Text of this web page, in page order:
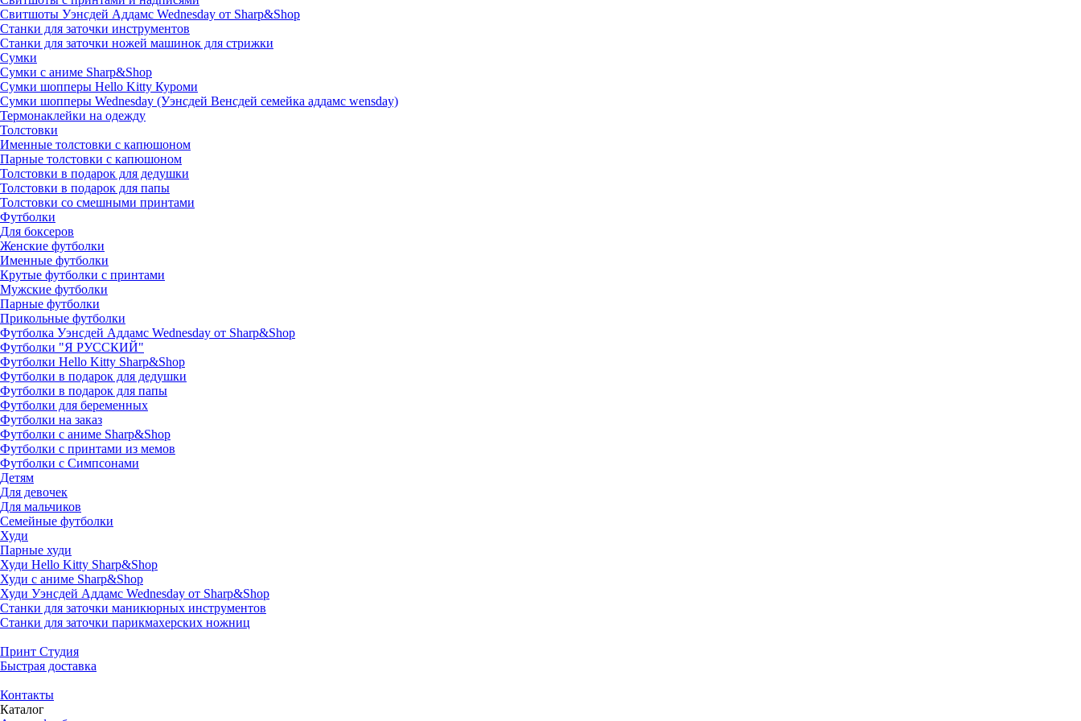
Свитшоты Уэнсдей Аддамс Wednesday от Sharp&Shop
Станки для заточки инструментов
Станки для заточки ножей машинок для стрижки
Сумки
Сумки с аниме Sharp&Shop
Сумки шопперы Hello Kitty Куроми
Сумки шопперы Wednesday (Уэнсдей Венсдей семейка аддамс wensday)
Термонаклейки на одежду
Толстовки
Именные толстовки с капюшоном
Парные толстовки с капюшоном
Толстовки в подарок для дедушки
Толстовки в подарок для папы
Толстовки со смешными принтами
Футболки
Для боксеров
Женские футболки
Именные футболки
Крутые футболки с принтами
Мужские футболки
Парные футболки
Прикольные футболки
Футболка Уэнсдей Аддамс Wednesday от Sharp&Shop
Футболки "Я РУССКИЙ"
Футболки Hello Kitty Sharp&Shop
Футболки в подарок для дедушки
Футболки в подарок для папы
Футболки для беременных
Футболки на заказ
Футболки с аниме Sharp&Shop
Футболки с принтами из мемов
Футболки с Симпсонами
Детям
Для девочек
Для мальчиков
Семейные футболки
Худи
Парные худи
Худи Hello Kitty Sharp&Shop
Худи с аниме Sharp&Shop
Худи Уэнсдей Аддамс Wednesday от Sharp&Shop
Станки для заточки маникюрных инструментов
Станки для заточки парикмахерских ножниц
Принт Студия
Быстрая доставка
Контакты
Каталог